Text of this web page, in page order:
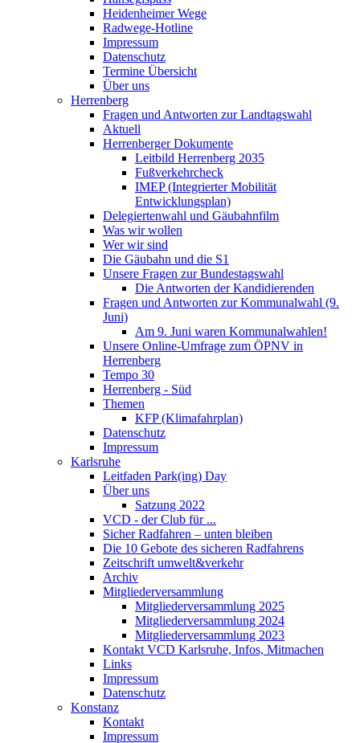
Heidenheimer Wege
Radwege-Hotline
Impressum
Datenschutz
Termine Übersicht
Über uns
Herrenberg
Fragen und Antworten zur Landtagswahl
Aktuell
Herrenberger Dokumente
Leitbild Herrenberg 2035
Fußverkehrcheck
IMEP (Integrierter Mobilität
Entwicklungsplan)
Delegiertenwahl und Gäubahnfilm
Was wir wollen
Wer wir sind
Die Gäubahn und die S1
Unsere Fragen zur Bundestagswahl
Die Antworten der Kandidierenden
Fragen und Antworten zur Kommunalwahl (9.
Juni)
Am 9. Juni waren Kommunalwahlen!
Unsere Online-Umfrage zum ÖPNV in
Herrenberg
Tempo 30
Herrenberg - Süd
Themen
KFP (Klimafahrplan)
Datenschutz
Impressum
Karlsruhe
Leitfaden Park(ing) Day
Über uns
Satzung 2022
VCD - der Club für ...
Sicher Radfahren – unten bleiben
Die 10 Gebote des sicheren Radfahrens
Zeitschrift umwelt&verkehr
Archiv
Mitgliederversammlung
Mitgliederversammlung 2025
Mitgliederversammlung 2024
Mitgliederversammlung 2023
Kontakt VCD Karlsruhe, Infos, Mitmachen
Links
Impressum
Datenschutz
Konstanz
Kontakt
Impressum